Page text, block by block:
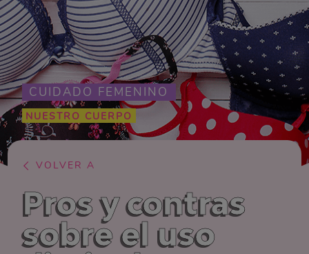
CUIDADO FEMENINO
NUESTRO CUERPO
VOLVER A
Pros y contras
sobre el uso